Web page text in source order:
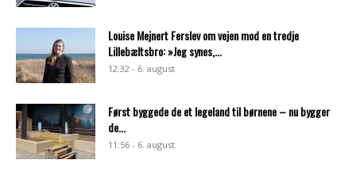
Louise Mejnert Ferslev om vejen mod en tredje
Lillebæltsbro: »Jeg synes,...
12:32 - 6. august
Først byggede de et legeland til børnene – nu bygger
de...
11:56 - 6. august